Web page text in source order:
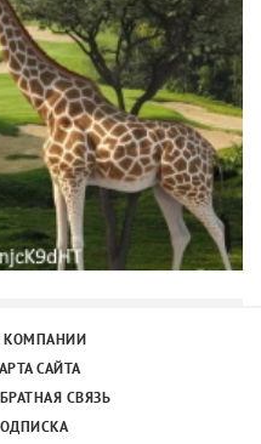
КОМПАНИИ
САЙТА
СВЯЗЬ